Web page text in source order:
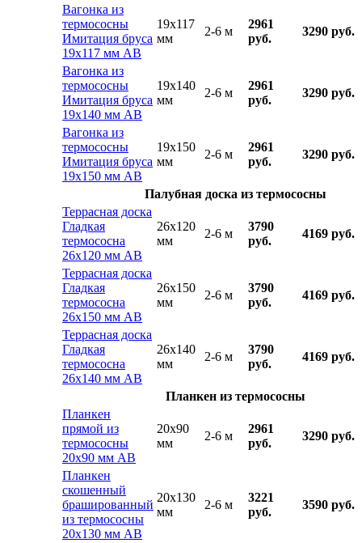
Вагонка из
термососны
Имитация бруса
19х117 мм АВ
19x117
мм
2-6 м
2961
руб.
3290 руб.
Вагонка из
термососны
Имитация бруса
19х140 мм АВ
19x140
мм
2-6 м
2961
руб.
3290 руб.
Вагонка из
термососны
Имитация бруса
19х150 мм АВ
19x150
мм
2-6 м
2961
руб.
3290 руб.
Палубная доска из термососны
Террасная доска
Гладкая
термососна
26х120 мм АВ
26x120
мм
2-6 м
3790
руб.
4169 руб.
Террасная доска
Гладкая
термососна
26х150 мм АВ
26x150
мм
2-6 м
3790
руб.
4169 руб.
Террасная доска
Гладкая
термососна
26х140 мм АВ
26x140
мм
2-6 м
3790
руб.
4169 руб.
Планкен из термососны
Планкен
прямой из
термососны
20х90 мм АВ
20x90
мм
2-6 м
2961
руб.
3290 руб.
Планкен
скошенный
брашированный
из термососны
20х130 мм АВ
20x130
мм
2-6 м
3221
руб.
3590 руб.